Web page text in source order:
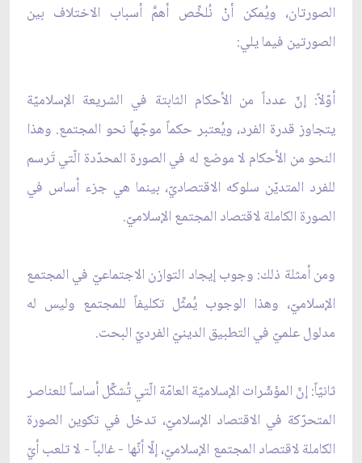
الصورتان، ويُمكن أنْ نُلخِّص أهمَّ أسباب الاختلاف بين
الصورتين فيما يلي:
أوّلاً: إنّ عدداً من الأحكام الثابتة في الشريعة الإسلاميّة
يتجاوز قدرة الفرد، ويُعتبر حكماً موجّهاً نحو المجتمع. وهذا
النحو من الأحكام لا موضع له في الصورة المحدّدة الّتي تَرسم
للفرد المتديّن سلوكه الاقتصاديّ، بينما هي جزء أساس في
الصورة الكاملة لاقتصاد المجتمع الإسلاميّ.
ومن أمثلة ذلك: وجوب إيجاد التوازن الاجتماعيّ في المجتمع
الإسلاميّ، وهذا الوجوب يُمثِّل تكليفاً للمجتمع وليس له
مدلول علميّ في التطبيق الدينيّ الفرديّ البحت.
ثانيّاً: إنّ المؤشّرات الإسلاميّة العامّة الّتي تُشكِّل أساساً للعناصر
المتحرّكة في الاقتصاد الإسلاميّ، تدخل في تكوين الصورة
الكاملة لاقتصاد المجتمع الإسلاميّ، إلّا أنّها - غالباً - لا تلعب أيّ